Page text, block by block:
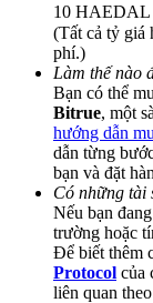
Deposit
Share
Exclusive for
Register &
10 HAEDAL
(Tất cả tỷ giá
phí.)
Làm thế nào
Bạn có thể
Bitrue, một
hướng dẫn
dẫn từng
bạn và đặt
Có những tài
Nếu bạn
trường hoặc
Để biết thêm
Protocol của
liên quan